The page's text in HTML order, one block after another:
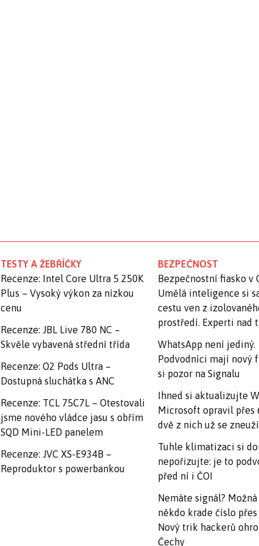
TESTY A ŽEBŘÍČKY
Recenze: Intel Core Ultra 5 250K
Plus – Vysoký výkon za nízkou
cenu
Recenze: JBL Live 780 NC –
Skvěle vybavená střední třída
Recenze: O2 Pods Ultra –
Dostupná sluchátka s ANC
Recenze: TCL 75C7L – Otestovali
jsme nového vládce jasu s obřím
SQD Mini-LED panelem
Recenze: JVC XS-E934B –
Reproduktor s powerbankou
BEZPEČNOST
Bezpečnostní fiasko v
Umělá inteligence si
cestu ven z
prostředí. Experti nad
WhatsApp není jediný.
Podvodníci mají nový
si pozor na Signalu
Ihned si aktualizujte
Microsoft opravil přes
dvě z nich už se
Tuhle klimatizaci si
nepořizujte: je to
před ní i ČOI
Nemáte signál?
někdo krade číslo přes
Nový trik hackerů
Čechy